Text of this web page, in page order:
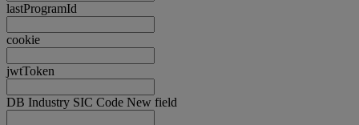
lastProgramId
cookie
jwtToken
DB Industry SIC Code New field